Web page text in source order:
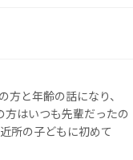
と年齢の話になり、
はいつも先輩だったの
所の子どもに初めて